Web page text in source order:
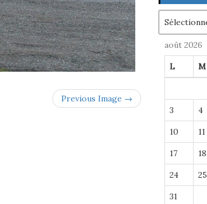
Previous Image →
août 2026
L M
3 4
10 11
17 18
24 25
31